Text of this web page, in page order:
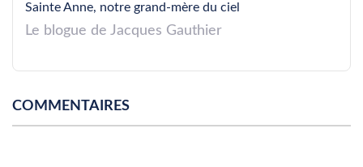
Sainte Anne, notre grand-mère du ciel
Le blogue de Jacques Gauthier
COMMENTAIRES